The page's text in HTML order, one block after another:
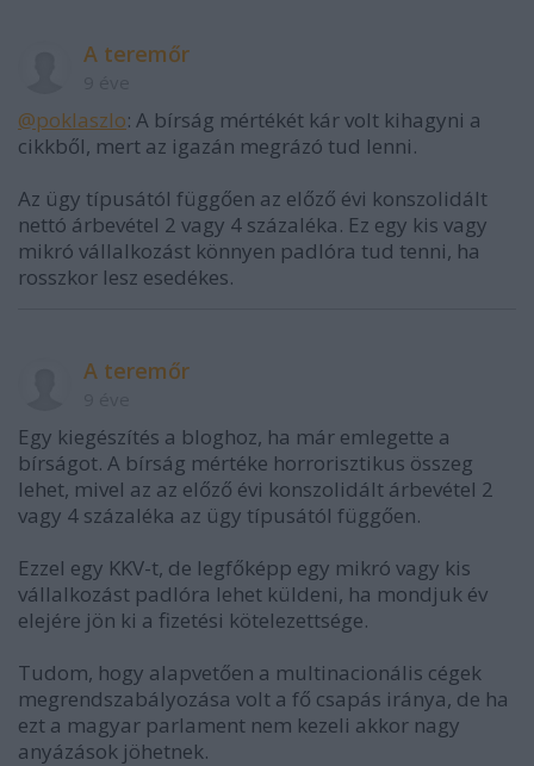
A teremőr
@poklaszlo: A bírság mértékét kár volt kihagyni a
cikkből, mert az igazán megrázó tud lenni.
Az ügy típusától függően az előző évi konszolidált
nettó árbevétel 2 vagy 4 százaléka. Ez egy kis vagy
mikró vállalkozást könnyen padlóra tud tenni, ha
rosszkor lesz esedékes.
A teremőr
Egy kiegészítés a bloghoz, ha már emlegette a
bírságot. A bírság mértéke horrorisztikus összeg
lehet, mivel az az előző évi konszolidált árbevétel 2
vagy 4 százaléka az ügy típusától függően.
Ezzel egy KKV-t, de legfőképp egy mikró vagy kis
vállalkozást padlóra lehet küldeni, ha mondjuk év
elejére jön ki a fizetési kötelezettsége.
Tudom, hogy alapvetően a multinacionális cégek
megrendszabályozása volt a fő csapás iránya, de ha
ezt a magyar parlament nem kezeli akkor nagy
anyázások jöhetnek.